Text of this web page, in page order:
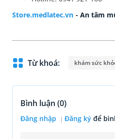
Store.medlatec.vn - An tâm
Từ khoá: khám sức
Bình luận (0)
Đăng nhập Đăng ký để